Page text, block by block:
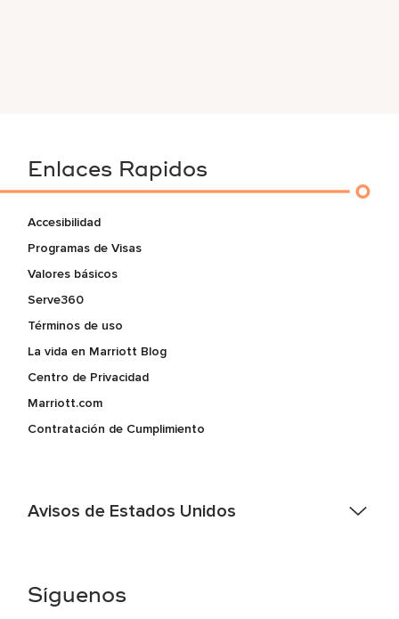
Enlaces Rapidos
Accesibilidad
Programas de Visas
Valores básicos
Serve360
Términos de uso
La vida en Marriott Blog
Centro de Privacidad
Marriott.com
Contratación de Cumplimiento
Avisos de Estados Unidos
electrónico hqaffirmativeaction@marriott.com
Síguenos